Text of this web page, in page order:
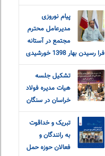
پیام نوروزی
مدیرعامل محترم
مجتمع در آستانه
فرا رسیدن بهار 1398 خورشیدی
تشکیل جلسه
هیات مدیره فولاد
خراسان در سنگان
تبریک و خداقوت
به رانندگان و
فعالان حوزه حمل